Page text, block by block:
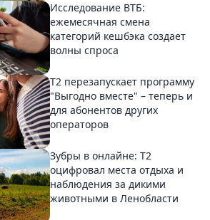
Исследование ВТБ:
ежемесячная смена
категорий кешбэка создает
волны спроса
Т2 перезапускает программу
"Выгодно вместе" – теперь и
для абонентов других
операторов
Зубры в онлайне: Т2
оцифровал места отдыха и
наблюдения за дикими
животными в Ленобласти